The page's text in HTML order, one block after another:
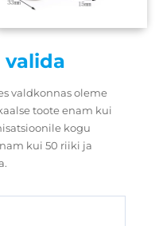
valida
valdkonnas oleme
toote enam kui
kogu
kui 50 riiki ja